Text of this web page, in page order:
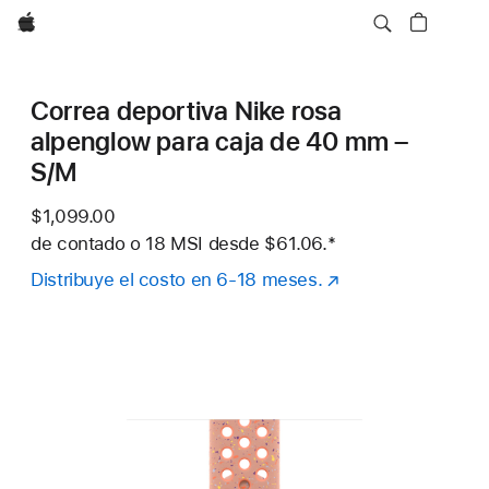
Apple
Correa deportiva Nike rosa
alpenglow para caja de 40 mm –
S/M
$1,099.00
de contado o 18 MSI desde $61.06.Nota al pie
*
Distribuye el costo en 6-18 meses.